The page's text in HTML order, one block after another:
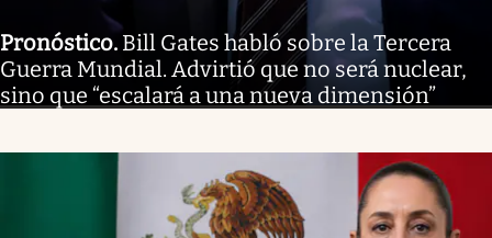
Pronóstico. Bill Gates habló sobre la Tercera
Guerra Mundial. Advirtió que no será nuclear,
sino que “escalará a una nueva dimensión”